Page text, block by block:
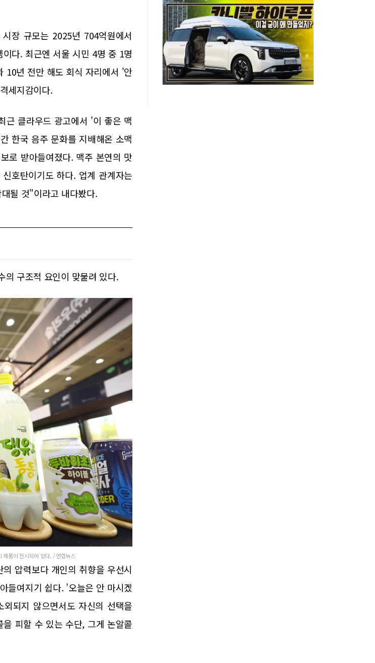
장 규모는 2025년 704억원에서
다. 최근엔 서울 시민 4명 중 1명
10년 전만 해도 회식 자리에서 '안
세지감이다.
근 클라우드 광고에서 '이 좋은 맥
한국 음주 문화를 지배해온 소맥
로 받아들여졌다. 맥주 본연의 맛
호탄이기도 하다. 업계 관계자는
될 것"이라고 내다봤다.
의 구조적 요인이 맞물려 있다.
품이 전시되어 있다. / 연합뉴스
압력보다 개인의 취향을 우선시
들여지기 쉽다. '오늘은 안 마시겠
되지 않으면서도 자신의 선택을
피할 수 있는 수단, 그게 논알콜